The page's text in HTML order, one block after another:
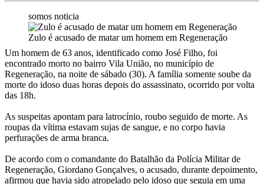
somos noticia
Zulo é acusado de matar um homem em Regeneração
Um homem de 63 anos, identificado como José Filho, foi
encontrado morto no bairro Vila União, no município de
Regeneração, na noite de sábado (30). A família somente soube da
morte do idoso duas horas depois do assassinato, ocorrido por volta
das 18h.
As suspeitas apontam para latrocínio, roubo seguido de morte. As
roupas da vítima estavam sujas de sangue, e no corpo havia
perfurações de arma branca.
De acordo com o comandante do Batalhão da Polícia Militar de
Regeneração, Giordano Gonçalves, o acusado, durante depoimento,
afirmou que havia sido atropelado pelo idoso que seguia em uma